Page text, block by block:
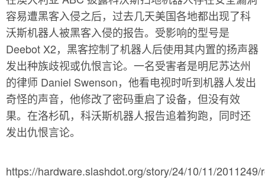
容易遭黑客入侵之后，过去几天美国各地都出现了科
沃斯机器人被黑客入侵的报告。受影响的型号是
Deebot X2，黑客控制了机器人后使用其内置的扬声器
发出种族歧视或仇恨言论。一名受害者是明尼苏达州
的律师 Daniel Swenson，他看电视时听到机器人发出
奇怪的声音，他修改了密码重启了设备，但没有效
果。在洛杉矶，科沃斯机器人报告追着狗跑，同时还
发出仇恨言论。
https://hardware.slashdot.org/story/24/10/11/2011249/